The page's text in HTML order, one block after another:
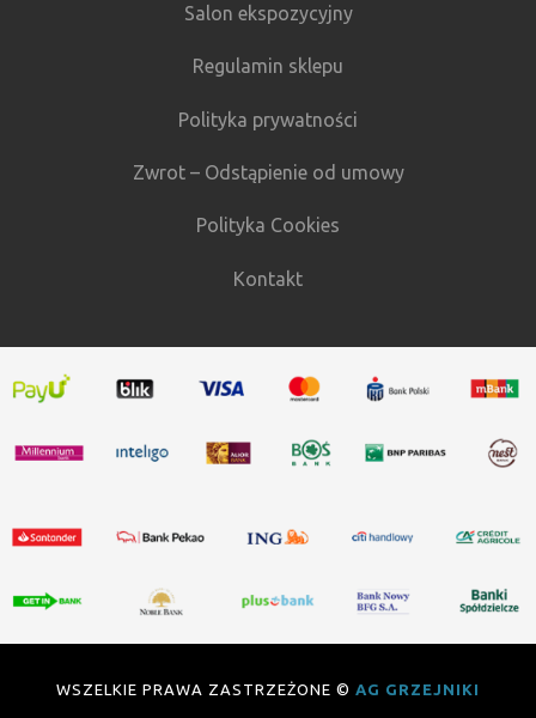
Salon ekspozycyjny
Regulamin sklepu
Polityka prywatności
Zwrot – Odstąpienie od umowy
Polityka Cookies
Kontakt
WSZELKIE PRAWA ZASTRZEŻONE © AG GRZEJNIKI